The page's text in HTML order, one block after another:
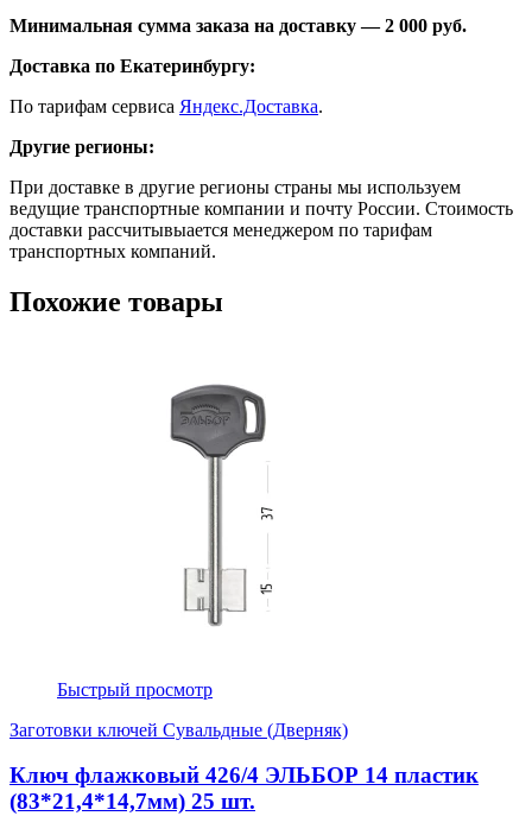
Минимальная сумма заказа на доставку — 2 000 руб.
Доставка по Екатеринбургу:
По тарифам сервиса Яндекс.Доставка.
Другие регионы:
При доставке в другие регионы страны мы используем
ведущие транспортные компании и почту России. Стоимость
доставки рассчитывыается менеджером по тарифам
транспортных компаний.
Похожие товары
Быстрый просмотр
Заготовки ключей Сувальдные (Дверняк)
Ключ флажковый 426/4 ЭЛЬБОР 14 пластик
(83*21,4*14,7мм) 25 шт.